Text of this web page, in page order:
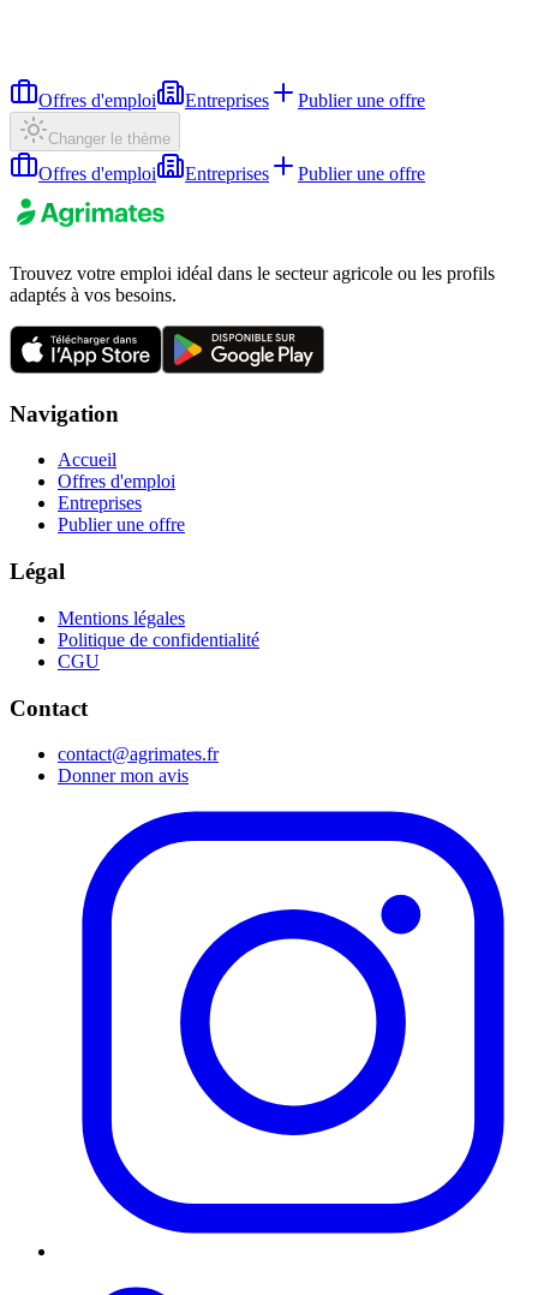
Offres d'emploi Entreprises Publier une offre
Changer le thème
Offres d'emploi Entreprises Publier une offre
Trouvez votre emploi idéal dans le secteur agricole ou les profils
adaptés à vos besoins.
Navigation
Accueil
Offres d'emploi
Entreprises
Publier une offre
Légal
Mentions légales
Politique de confidentialité
CGU
Contact
contact@agrimates.fr
Donner mon avis